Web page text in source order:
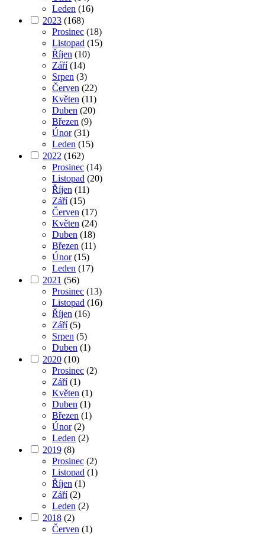
Leden (16)
2023 (168)
Prosinec (18)
Listopad (15)
Říjen (10)
Září(14)
Srpen (3)
Červen (22)
Květen (11)
Duben (20)
Březen (9)
Únor(31)
Leden (15)
2022 (162)
Prosinec (14)
Listopad (20)
Říjen (11)
Září(15)
Červen (17)
Květen (24)
Duben (18)
Březen (11)
Únor(15)
Leden (17)
2021 (56)
Prosinec (13)
Listopad (16)
Říjen (16)
Září(5)
Srpen (5)
Duben (1)
2020 (10)
Prosinec (2)
Září(1)
Květen (1)
Duben (1)
Březen (1)
Únor(2)
Leden (2)
2019 (8)
Prosinec (2)
Listopad (1)
Říjen (1)
Září(2)
Leden (2)
2018 (2)
Červen (1)